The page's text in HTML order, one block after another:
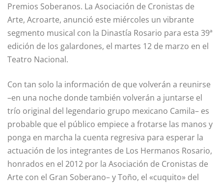
Premios Soberanos. La Asociación de Cronistas de
Arte, Acroarte, anunció este miércoles un vibrante
segmento musical con la Dinastía Rosario para esta 39ª
edición de los galardones, el martes 12 de marzo en el
Teatro Nacional.
Con tan solo la información de que volverán a reunirse
–en una noche donde también volverán a juntarse el
trío original del legendario grupo mexicano Camila– es
probable que el público empiece a frotarse las manos y
ponga en marcha la cuenta regresiva para esperar la
actuación de los integrantes de Los Hermanos Rosario,
honrados en el 2012 por la Asociación de Cronistas de
Arte con el Gran Soberano– y Toño, el «cuquito» del